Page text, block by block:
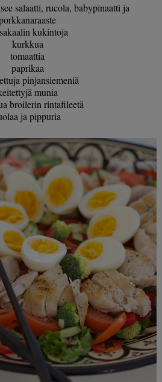
salaatti, rucola, babypinaatti ja
kukintoja
kurkkua
tomaattia
paprikaa
pinjansiemeniä
munia
broilerin rintafileetä
ja pippuria